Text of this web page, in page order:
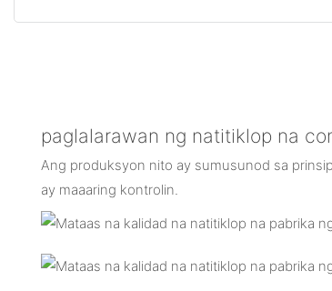
paglalarawan ng natitiklop na
Ang produksyon nito ay sumusunod sa
ay maaaring kontrolin.